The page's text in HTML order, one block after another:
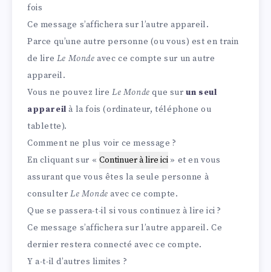
fois
Ce message s’affichera sur l’autre appareil.
Parce qu’une autre personne (ou vous) est en train
de lire Le Monde avec ce compte sur un autre
appareil.
Vous ne pouvez lire Le Monde que surun seul
appareil à la fois (ordinateur, téléphone ou
tablette).
Comment ne plus voir ce message ?
En cliquant sur « Continuer à lire ici» et en vous
assurant que vous êtes la seule personne à
consulter Le Monde avec ce compte.
Que se passera-t-il si vous continuez à lire ici ?
Ce message s’affichera sur l’autre appareil. Ce
dernier restera connecté avec ce compte.
Y a-t-il d’autres limites ?